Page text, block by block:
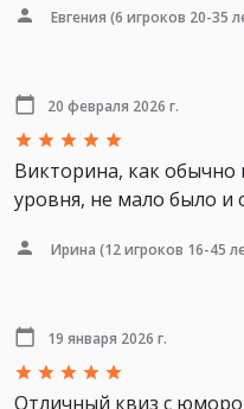
Евгения (6 игроков 20-35
20 февраля 2026 г.
Викторина, как обычно
уровня, не мало было и
Ирина (12 игроков 16-45
19 января 2026 г.
Отличный квиз с